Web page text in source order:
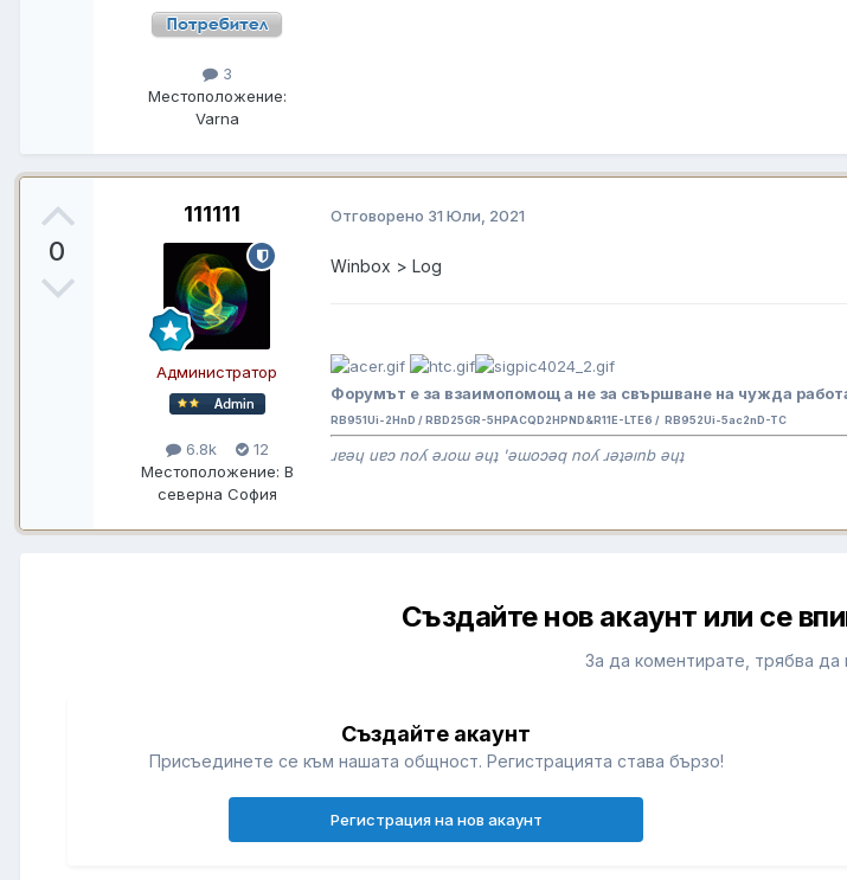
3
Местоположение:
Varna
0
111111
Администратор
6.8k
12
Местоположение: В
северна София
Отговорено 31 Юли, 2021
Winbox > Log
Форумът е за взаимопомощ а не за свършване на чужда
RB951Ui-2HnD / RBD25GR-5HPACQD2HPND&R11E-LTE6 / RB952Ui-5ac2nD-TC
ɹɐǝɥ uɐɔ noʎ ǝɹoɯ ǝɥʇ 'ǝɯoɔǝq noʎ ɹǝʇǝınb ǝɥʇ
Създайте нов акаунт или се
За да коментирате, трябва да
Създайте акаунт
Присъединете се към нашата общност. Регистрацията става бързо!
Регистрация на нов акаунт